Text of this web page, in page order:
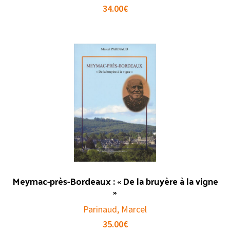
34.00€
Meymac-près-Bordeaux : « De la bruyère à la vigne
»
Parinaud, Marcel
35.00€